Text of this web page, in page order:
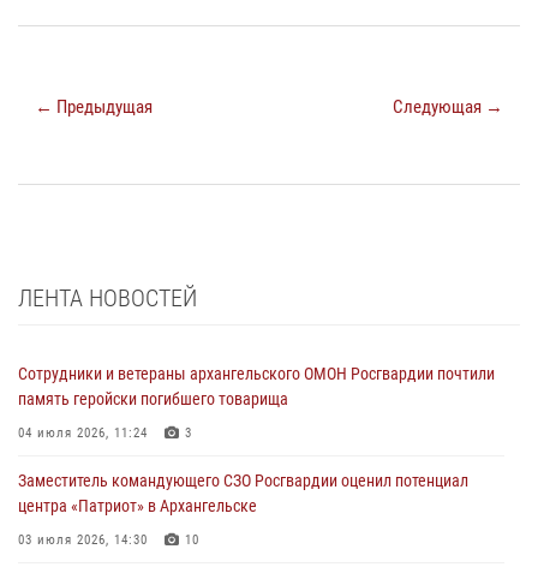
← Предыдущая Следующая →
ЛЕНТА НОВОСТЕЙ
Сотрудники и ветераны архангельского ОМОН Росгвардии почтили
память геройски погибшего товарища
04 июля 2026, 11:24 3
Заместитель командующего СЗО Росгвардии оценил потенциал
центра «Патриот» в Архангельске
03 июля 2026, 14:30 10